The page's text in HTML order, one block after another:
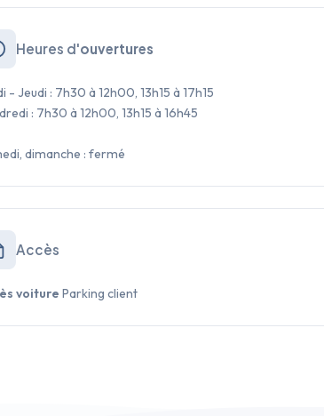
Heures d'ouvertures
- Jeudi : 7h30 à 12h00, 13h15 à 17h15
: 7h30 à 12h00, 13h15 à 16h45
dimanche : fermé
Accès
voiture Parking client